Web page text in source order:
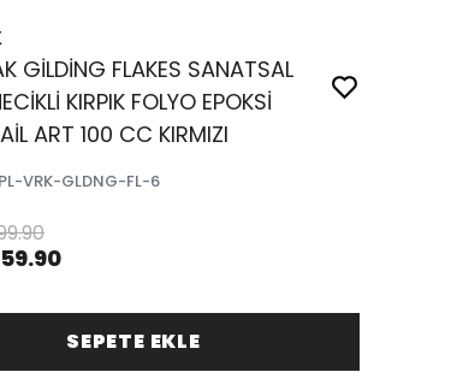
GİLDİNG FLAKES SANATSAL
KIRPIK FOLYO EPOKSİ
ART 100 CC KIRMIZI
PL-VRK-GLDNG-FL-6
SEPETE EKLE